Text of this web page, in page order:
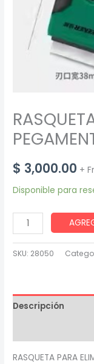
$ 3,000.00 +
Disponible para
RASQUETA
PARA
ELIMINAR
28050
cantidad
SKU: 28050
Descripción
RASQUETA PARA